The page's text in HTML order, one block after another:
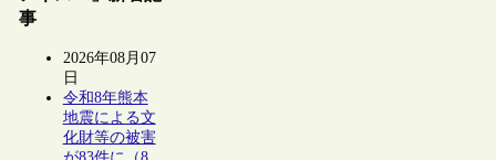
事
2026年08月07
日
令和8年熊本
地震による文
化財等の被害